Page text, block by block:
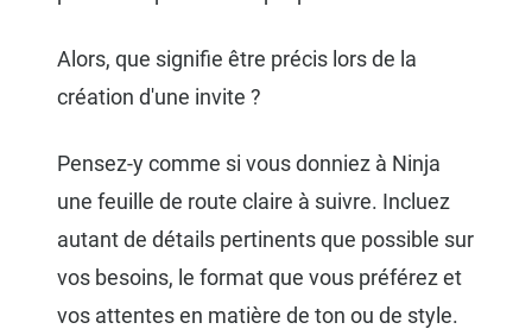
Alors, que signifie être précis lors de la
création d'une invite ?
Pensez-y comme si vous donniez à Ninja
une feuille de route claire à suivre. Incluez
autant de détails pertinents que possible sur
vos besoins, le format que vous préférez et
vos attentes en matière de ton ou de style.